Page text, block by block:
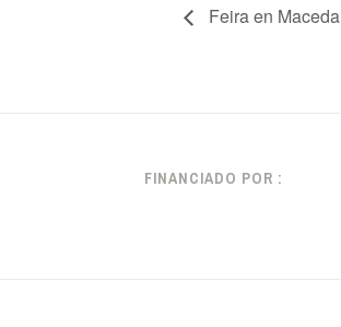
Feira en Maceda
FINANCIADO POR :